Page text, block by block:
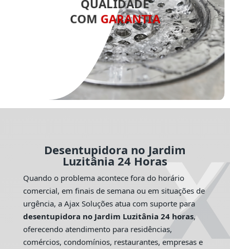
QUALIDADE
COM GARANTIA
Desentupidora no Jardim
Luzitânia 24 Horas
Quando o problema acontece fora do horário
comercial, em finais de semana ou em situações de
urgência, a Ajax Soluções atua com suporte para
desentupidora no Jardim Luzitânia 24 horas,
oferecendo atendimento para residências,
comércios, condomínios, restaurantes, empresas e